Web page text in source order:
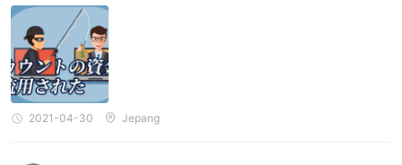
2021-04-30 Jepang